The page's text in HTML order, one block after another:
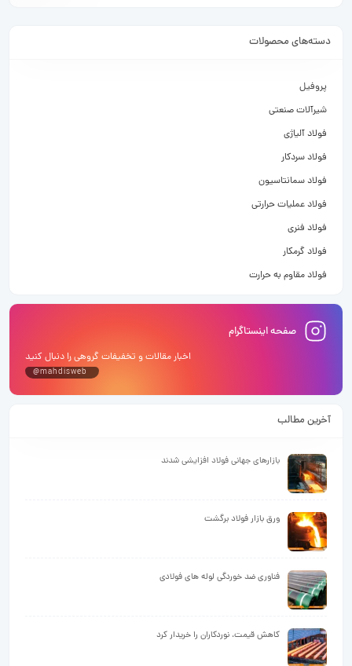
دسته‌های محصولات
پروفیل
شیرآلات صنعتی
فولاد آلیاژی
فولاد سردکار
فولاد سمانتاسیون
فولاد عملیات حرارتی
فولاد فنری
فولاد گرمکار
فولاد مقاوم به حرارت
صفحه اینستاگرام
اخبار مقالات و تخفیفات گروهی را دنبال کنید
@mahdisweb
آخرین مطالب
بازارهای جهانی فولاد افزایشی شدند
ورق بازار فولاد برگشت
فناوری ضد خوردگی لوله های فولادی
کاهش قیمت، نوردکاران را خریدار کرد